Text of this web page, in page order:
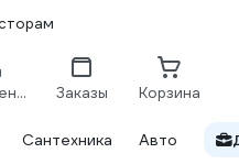
Сравнение Заказы Корзина
Сантехника Авто